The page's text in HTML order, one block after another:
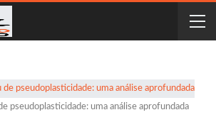
pseudoplasticidade: uma análise aprofundada